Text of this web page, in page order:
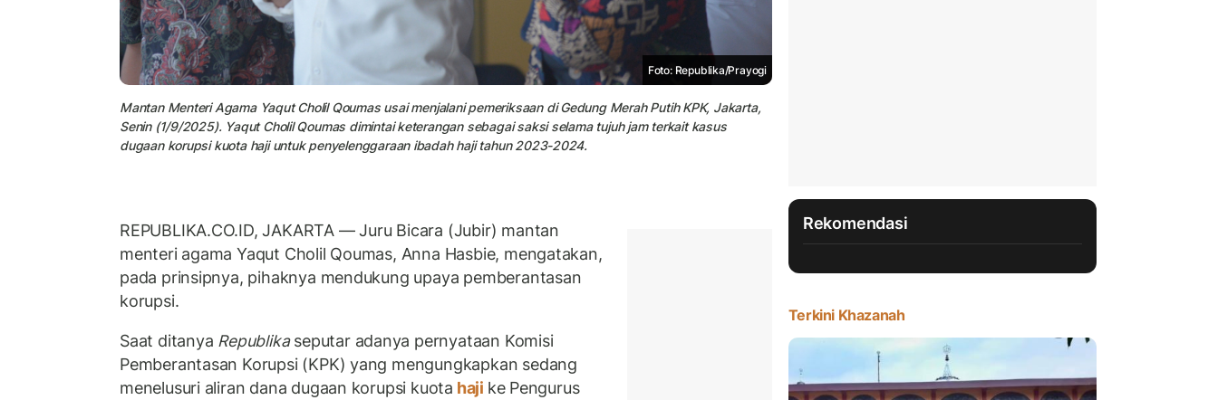
Foto: Republika/Prayogi
Mantan Menteri Agama Yaqut Cholil Qoumas usai menjalani pemeriksaan di Gedung Merah Putih KPK, Jakarta,
Senin (1/9/2025). Yaqut Cholil Qoumas dimintai keterangan sebagai saksi selama tujuh jam terkait kasus
dugaan korupsi kuota haji untuk penyelenggaraan ibadah haji tahun 2023-2024.
REPUBLIKA.CO.ID,JAKARTA —Juru Bicara (Jubir) mantan
menteri agama Yaqut Cholil Qoumas, Anna Hasbie, mengatakan,
pada prinsipnya, pihaknya mendukung upaya pemberantasan
korupsi.
Saat ditanya Republikaseputar adanya pernyataan Komisi
Pemberantasan Korupsi (KPK) yang mengungkapkan sedang
menelusuri aliran dana dugaan korupsi kuota haji ke Pengurus
Rekomendasi
Terkini Khazanah